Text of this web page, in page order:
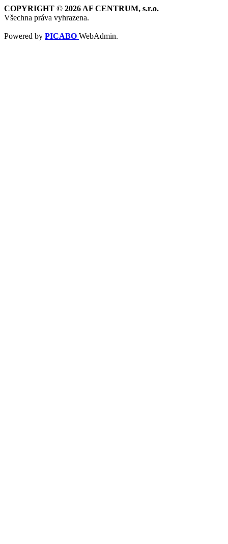
COPYRIGHT © 2026 AF CENTRUM, s.r.o.
Všechna práva vyhrazena.
Powered by PICABO WebAdmin.